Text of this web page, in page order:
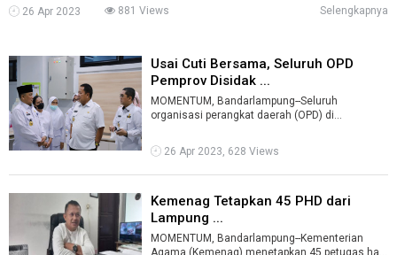
26 Apr 2023 881 Views Selengkapnya
Usai Cuti Bersama, Seluruh OPD
Pemprov Disidak ...
MOMENTUM, Bandarlampung--Seluruh
organisasi perangkat daerah (OPD) di
Lampung dilaku ...
26 Apr 2023, 628 Views
Kemenag Tetapkan 45 PHD dari
Lampung ...
MOMENTUM, Bandarlampung--Kementerian
Agama (Kemenag) menetapkan 45 petugas haji